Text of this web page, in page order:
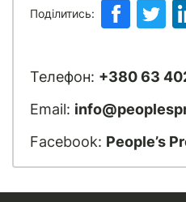
Поділитись:
Телефон: +380 63
Email:
Facebook: People’s